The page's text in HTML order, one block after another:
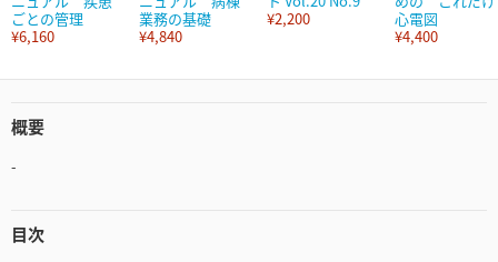
ごとの管理
¥6,160
業務の基礎
¥4,840
¥2,200
心電図
¥4,400
概要
-
目次